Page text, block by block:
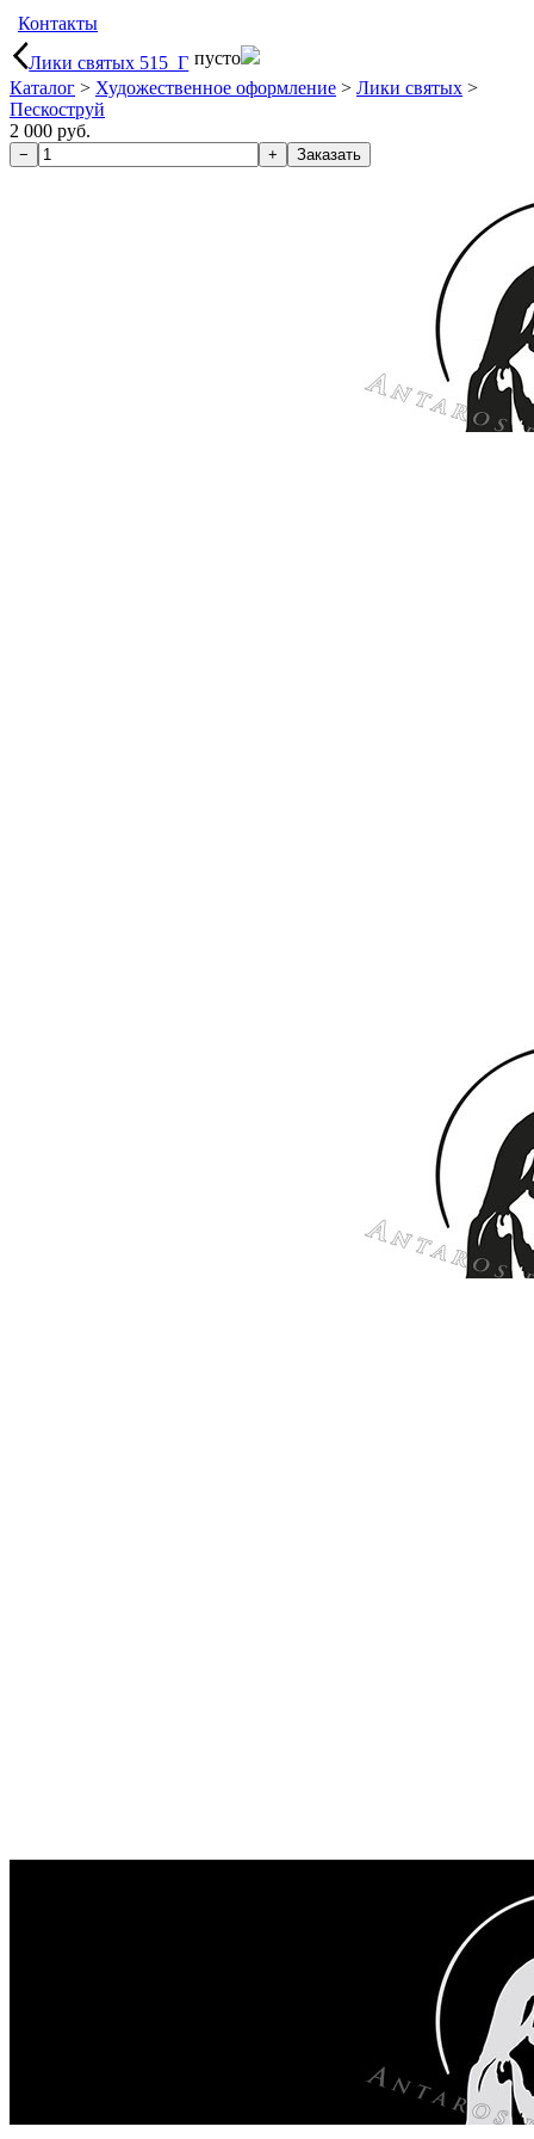
Контакты
Лики святых 515_Г пусто
Каталог > Художественное оформление > Лики святых >
Пескоструй
2 000 руб.